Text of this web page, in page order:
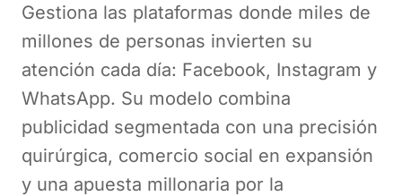
Gestiona las plataformas donde miles de
millones de personas invierten su
atención cada día: Facebook, Instagram y
WhatsApp. Su modelo combina
publicidad segmentada con una precisión
quirúrgica, comercio social en expansión
y una apuesta millonaria por la